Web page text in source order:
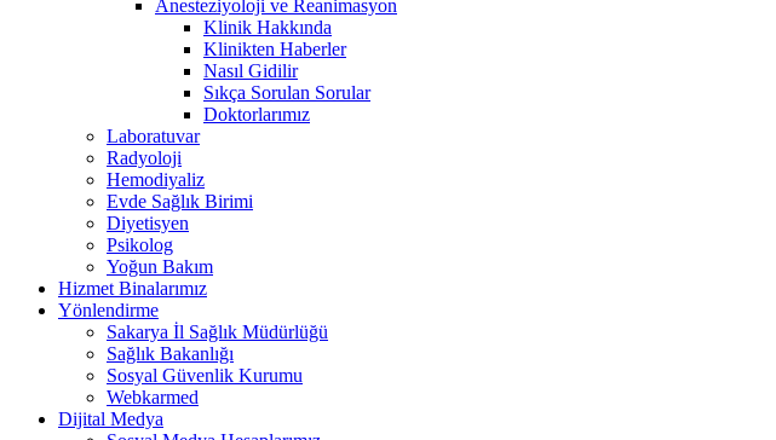
Anesteziyoloji ve Reanimasyon
Klinik Hakkında
Klinikten Haberler
Nasıl Gidilir
Sıkça Sorulan Sorular
Doktorlarımız
Laboratuvar
Radyoloji
Hemodiyaliz
Evde Sağlık Birimi
Diyetisyen
Psikolog
Yoğun Bakım
Hizmet Binalarımız
Yönlendirme
Sakarya İl Sağlık Müdürlüğü
Sağlık Bakanlığı
Sosyal Güvenlik Kurumu
Webkarmed
Dijital Medya